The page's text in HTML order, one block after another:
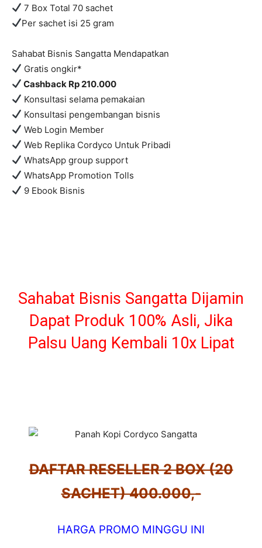
7 Box Total 70 sachet
Per sachet isi 25 gram
Sahabat Bisnis Sangatta Mendapatkan
Gratis ongkir*
Cashback Rp 210.000
Konsultasi selama pemakaian
Konsultasi pengembangan bisnis
Web Login Member
Web Replika Cordyco Untuk Pribadi
WhatsApp group support
WhatsApp Promotion Tolls
9 Ebook Bisnis
Sahabat Bisnis Sangatta Dijamin
Dapat Produk 100% Asli, Jika
Palsu Uang Kembali 10x Lipat
DAFTAR RESELLER 2 BOX (20
SACHET) 400.000,-
HARGA PROMO MINGGU INI